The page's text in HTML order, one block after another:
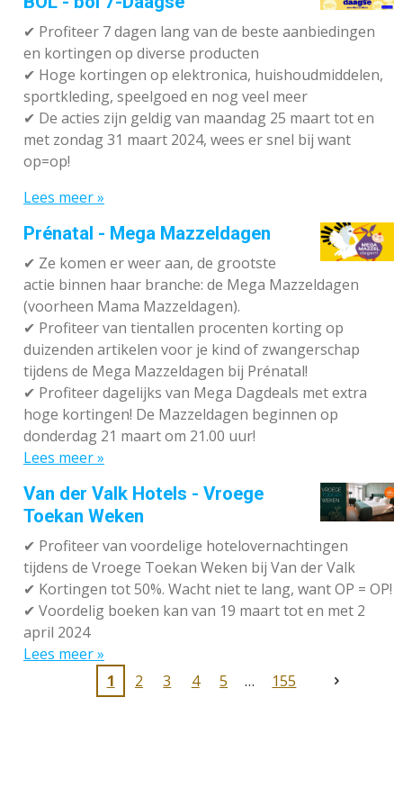
✔ Profiteer 7 dagen lang van de beste aanbiedingen
en kortingen op diverse producten
✔ Hoge kortingen op elektronica, huishoudmiddelen,
sportkleding, speelgoed en nog veel meer
✔ De acties zijn geldig van maandag 25 maart tot en
met zondag 31 maart 2024, wees er snel bij want
op=op!
Lees meer »
Prénatal - Mega Mazzeldagen
✔ Ze komen er weer aan, de grootste
actie binnen haar branche: de Mega Mazzeldagen
(voorheen Mama Mazzeldagen).
✔ Profiteer van tientallen procenten korting op
duizenden artikelen voor je kind of zwangerschap
tijdens de Mega Mazzeldagen bij Prénatal!
✔ Profiteer dagelijks van Mega Dagdeals met extra
hoge kortingen! De Mazzeldagen beginnen op
donderdag 21 maart om 21.00 uur!
Lees meer »
Van der Valk Hotels - Vroege
Toekan Weken
✔ Profiteer van voordelige hotelovernachtingen
tijdens de Vroege Toekan Weken bij Van der Valk
✔ Kortingen tot 50%. Wacht niet te lang, want OP = OP!
✔ Voordelig boeken kan van 19 maart tot en met 2
april 2024
Lees meer »
1
2 3 4 5 155